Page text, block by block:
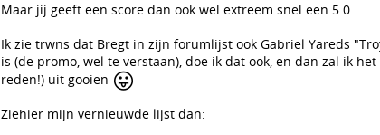
Maar jij geeft een score dan ook wel extreem snel een 5.0...
Ik zie trwns dat Bregt in zijn forumlijst ook Gabriel Yareds
is (de promo, wel te verstaan), doe ik dat ook, en dan zal ik
reden!) uit gooien 😛
Ziehier mijn vernieuwde lijst dan: